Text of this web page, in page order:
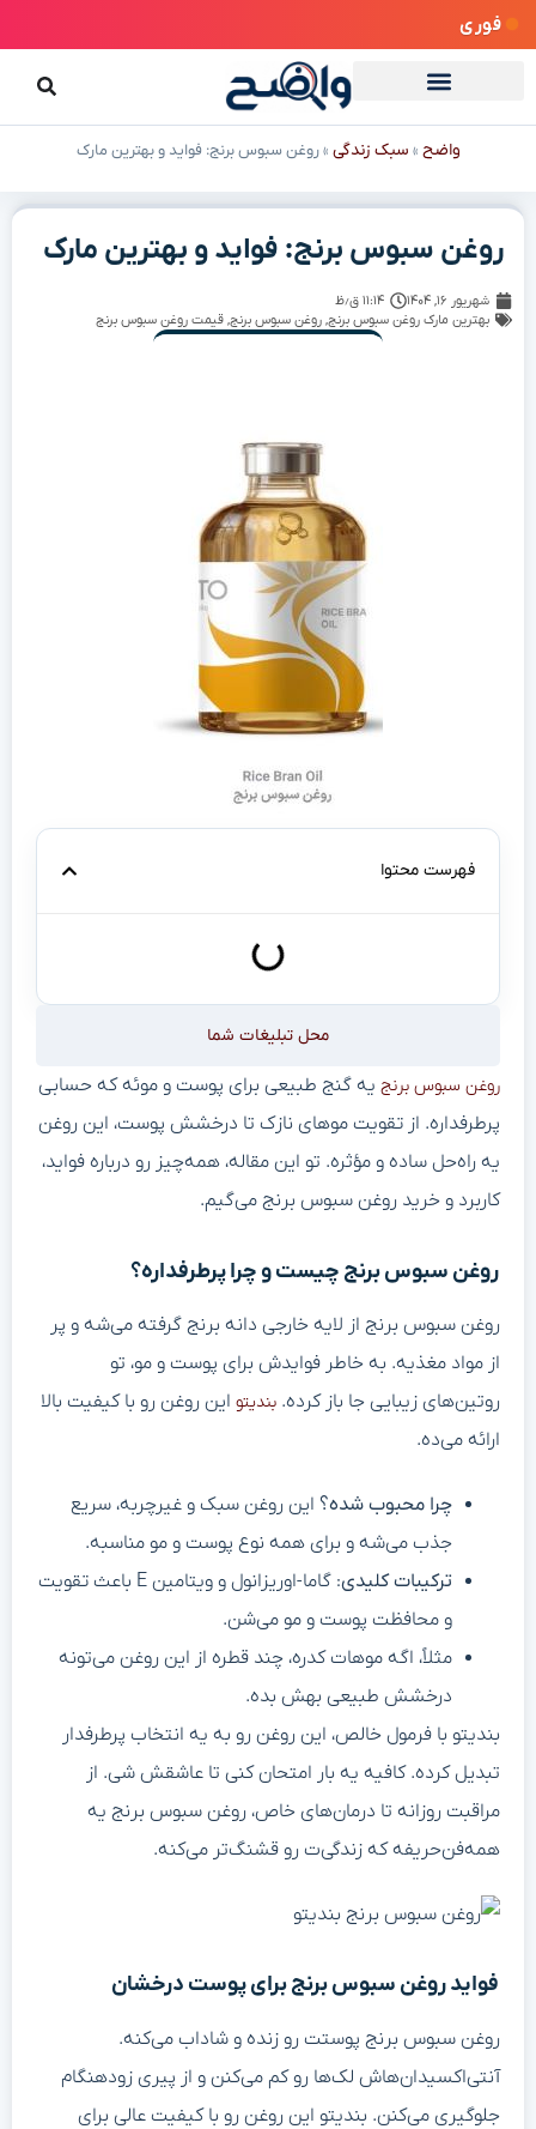
فوری
واضح » سبک زندگی »روغن سبوس برنج: فواید و بهترین مارک
روغن سبوس برنج: فواید و بهترین مارک
شهریور ۱۶, ۱۴۰۴
۱۱:۱۴ ق٫ظ
بهترین مارک روغن سبوس برنج, روغن سبوس برنج, قیمت روغن سبوس برنج
فهرست محتوا
محل تبلیغات شما
روغن سبوس برنج یه گنج طبیعی برای پوست و موئه که حسابی
پرطرفداره. از تقویت موهای نازک تا درخشش پوست، این روغن
یه راه‌حل ساده و مؤثره. تو این مقاله، همه‌چیز رو درباره فواید،
کاربرد و خرید روغن سبوس برنج می‌گیم.
روغن سبوس برنج چیست و چرا پرطرفداره؟
روغن سبوس برنج از لایه خارجی دانه برنج گرفته می‌شه و پر
از مواد مغذیه. به خاطر فوایدش برای پوست و مو، تو
روتین‌های زیبایی جا باز کرده. بندیتو این روغن رو با کیفیت بالا
ارائه می‌ده.
چرا محبوب شده؟ این روغن سبک و غیرچربه، سریع
جذب می‌شه و برای همه نوع پوست و مو مناسبه.
ترکیبات کلیدی
: گاما-اوریزانول و ویتامین E باعث تقویت
و محافظت پوست و مو می‌شن.
مثلاً، اگه موهات کدره، چند قطره از این روغن می‌تونه
درخشش طبیعی بهش بده.
بندیتو با فرمول خالص، این روغن رو به یه انتخاب پرطرفدار
تبدیل کرده. کافیه یه بار امتحان کنی تا عاشقش شی. از
مراقبت روزانه تا درمان‌های خاص، روغن سبوس برنج یه
همه‌فن‌حریفه که زندگی‌ت رو قشنگ‌تر می‌کنه.
فواید روغن سبوس برنج برای پوست درخشان
روغن سبوس برنج پوستت رو زنده و شاداب می‌کنه.
آنتی‌اکسیدان‌هاش لک‌ها رو کم می‌کنن و از پیری زودهنگام
جلوگیری می‌کنن. بندیتو این روغن رو با کیفیت عالی برای